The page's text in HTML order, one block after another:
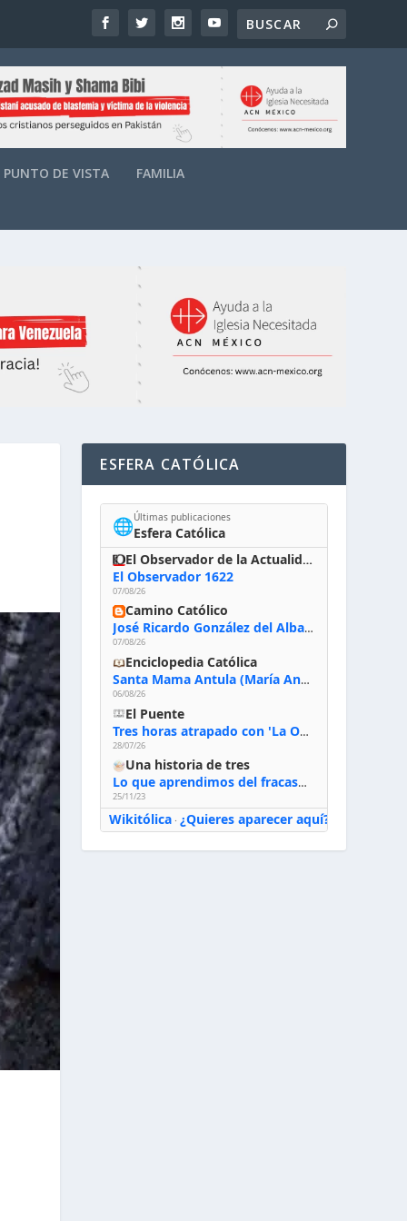
PUNTO DE VISTA FAMILIA
ESFERA CATÓLICA
🌐Últimas publicaciones
Esfera Católica
El Observador de la Actualidad
El Observador 1622
07/08/26
Camino Católico
José Ricardo González del Alba, artista sacro: «Yo oro, hablo con Dios, le pido al Espíritu Santo su inspiración y siempre pinto rezando el rosario para que sea Él quien actúe a través de mis manos»
07/08/26
Enciclopedia Católica
Santa Mama Antula (María Antonia de Paz y Figueroa)
06/08/26
El Puente
Tres horas atrapado con 'La Odisea' de Nolan
28/07/26
Una historia de tres
Lo que aprendimos del fracaso al emprender
25/11/23
Wikitólica· ¿Quieres aparecer aquí?